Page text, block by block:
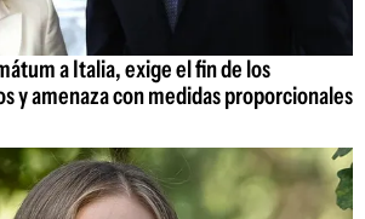
a Italia, exige el fin de los
y amenaza con medidas proporcionales